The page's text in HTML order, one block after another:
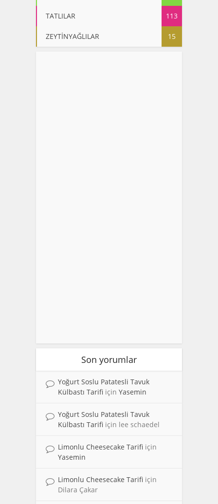
TATLILAR 113
ZEYTİNYAĞLILAR 15
Son yorumlar
Yoğurt Soslu Patatesli Tavuk
Külbastı Tarifi için Yasemin
Yoğurt Soslu Patatesli Tavuk
Külbastı Tarifi için lee schaedel
Limonlu Cheesecake Tarifi için
Yasemin
Limonlu Cheesecake Tarifi için
Dilara Çakar